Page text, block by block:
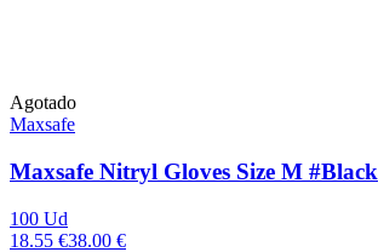
Agotado
Maxsafe
Maxsafe Nitryl Gloves Size M #Black
100 Ud
18.55 €38.00 €